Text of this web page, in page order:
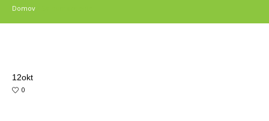
Domov
12okt
0